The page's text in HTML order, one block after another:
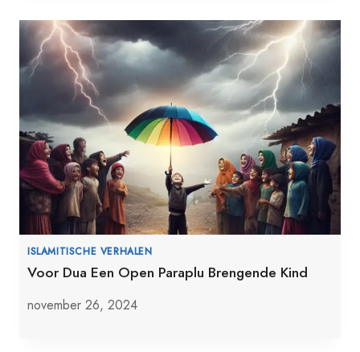
ISLAMITISCHE VERHALEN
Voor Dua Een Open Paraplu Brengende Kind
november 26, 2024